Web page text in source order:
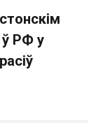
ў РФ у